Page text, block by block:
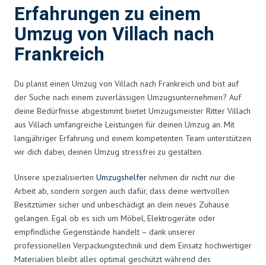
Erfahrungen zu einem
Umzug von Villach nach
Frankreich
Du planst einen Umzug von Villach nach Frankreich und bist auf
der Suche nach einem zuverlässigen Umzugsunternehmen? Auf
deine Bedürfnisse abgestimmt bietet Umzugsmeister Ritter Villach
aus Villach umfangreiche Leistungen für deinen Umzug an. Mit
langjähriger Erfahrung und einem kompetenten Team unterstützen
wir dich dabei, deinen Umzug stressfrei zu gestalten.
Unsere spezialisierten Umzugshelfer nehmen dir nicht nur die
Arbeit ab, sondern sorgen auch dafür, dass deine wertvollen
Besitztümer sicher und unbeschädigt an dein neues Zuhause
gelangen. Egal ob es sich um Möbel, Elektrogeräte oder
empfindliche Gegenstände handelt – dank unserer
professionellen Verpackungstechnik und dem Einsatz hochwertiger
Materialien bleibt alles optimal geschützt während des